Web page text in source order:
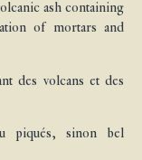
ash containing
of mortars and
des volcans et des
piqués, sinon bel